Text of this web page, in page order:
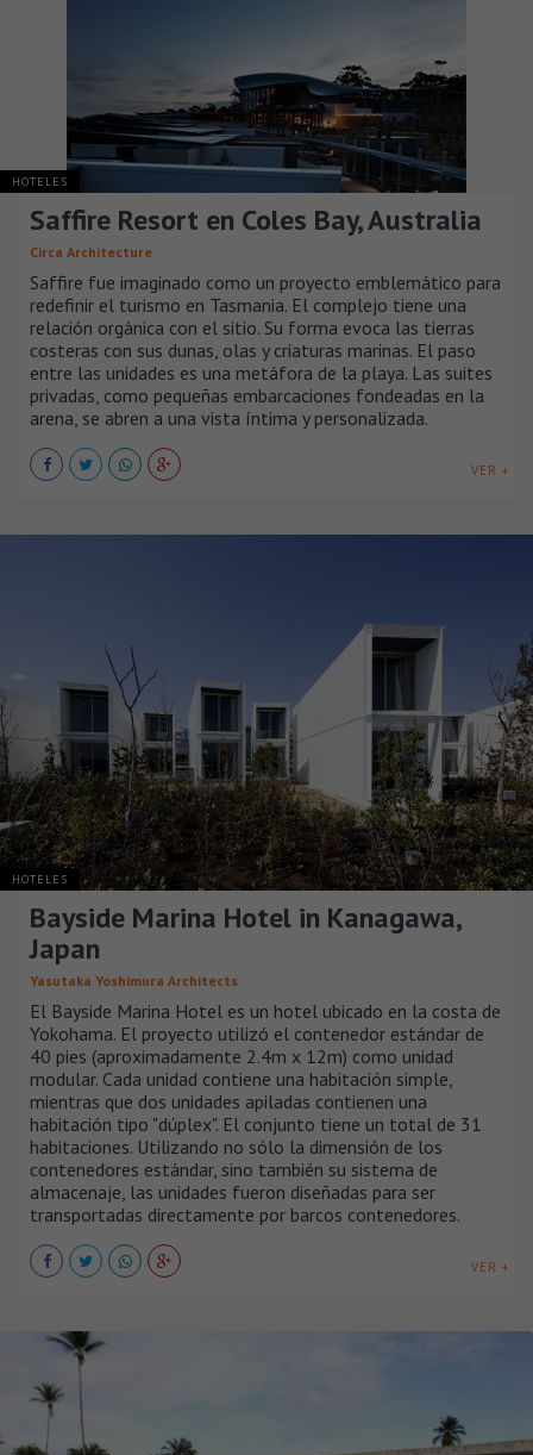
HOTELES
Saffire Resort en Coles Bay, Australia
Circa Architecture
Saffire fue imaginado como un proyecto emblemático para
redefinir el turismo en Tasmania. El complejo tiene una
relación orgánica con el sitio. Su forma evoca las tierras
costeras con sus dunas, olas y criaturas marinas. El paso
entre las unidades es una metáfora de la playa. Las suites
privadas, como pequeñas embarcaciones fondeadas en la
arena, se abren a una vista íntima y personalizada.
VER +
HOTELES
Bayside Marina Hotel in Kanagawa,
Japan
Yasutaka Yoshimura Architects
El Bayside Marina Hotel es un hotel ubicado en la costa de
Yokohama. El proyecto utilizó el contenedor estándar de
40 pies (aproximadamente 2.4m x 12m) como unidad
modular. Cada unidad contiene una habitación simple,
mientras que dos unidades apiladas contienen una
habitación tipo "dúplex". El conjunto tiene un total de 31
habitaciones. Utilizando no sólo la dimensión de los
contenedores estándar, sino también su sistema de
almacenaje, las unidades fueron diseñadas para ser
transportadas directamente por barcos contenedores.
VER +